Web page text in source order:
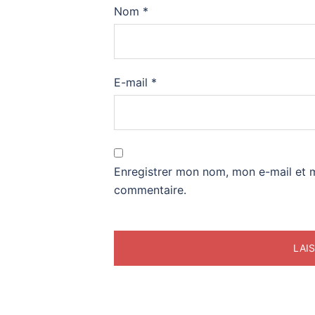
Nom *
E-mail *
Enregistrer mon nom, mon e-mail et
commentaire.